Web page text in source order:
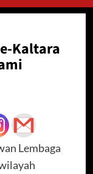
Kaltara
Lembaga